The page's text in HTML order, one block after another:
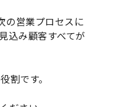
の営業プロセスに
込み顧客すべてが
割です。